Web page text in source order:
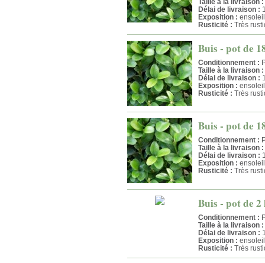
Délai de livraison :
Exposition :
Rusticité : Très
Buis - pot de
Conditionnement :
Taille à la livraison :
Délai de livraison :
Exposition :
Rusticité : Très
Buis - pot de
Conditionnement :
Taille à la livraison :
Délai de livraison :
Exposition :
Rusticité : Très
Buis - pot de
Conditionnement :
Taille à la livraison :
Délai de livraison :
Exposition :
Rusticité : Très